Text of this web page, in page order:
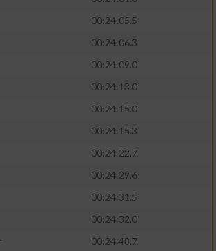
00:24:05.5
00:24:06.3
00:24:09.0
00:24:13.0
00:24:15.0
00:24:15.3
00:24:22.7
00:24:29.6
00:24:31.5
00:24:32.0
00:24:48.7